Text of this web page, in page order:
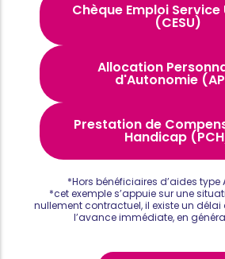
Chèque Emploi Service
(CESU)
Allocation
d'Autonomie
Prestation de
Handicap
*Hors bénéficiaires d’aides type
*cet exemple s’appuie sur une
nullement contractuel, il existe un
l’avance immédiate, en